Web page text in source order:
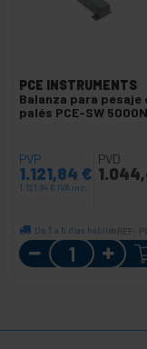
PCE INSTRUMENTS
Balanza para pesaje
palés PCE-SW 5000N
PVP
1.121,84 €
1.121,84 € IVA inc.
PVD
De 3 a 5 días hábilesREF:
Cantidad